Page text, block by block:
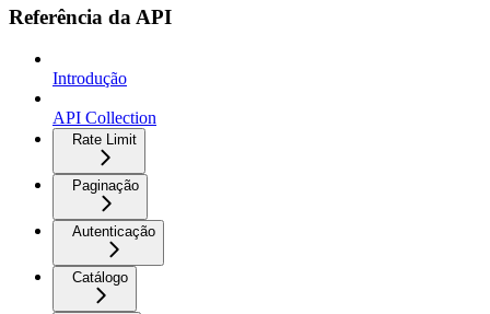
Referência da API
Introdução
API Collection
Rate Limit
Paginação
Autenticação
Catálogo